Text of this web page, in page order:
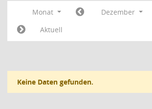
Monat Dezember
Aktuell
Keine Daten gefunden.